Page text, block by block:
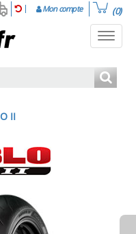
Mon compte (0)
II